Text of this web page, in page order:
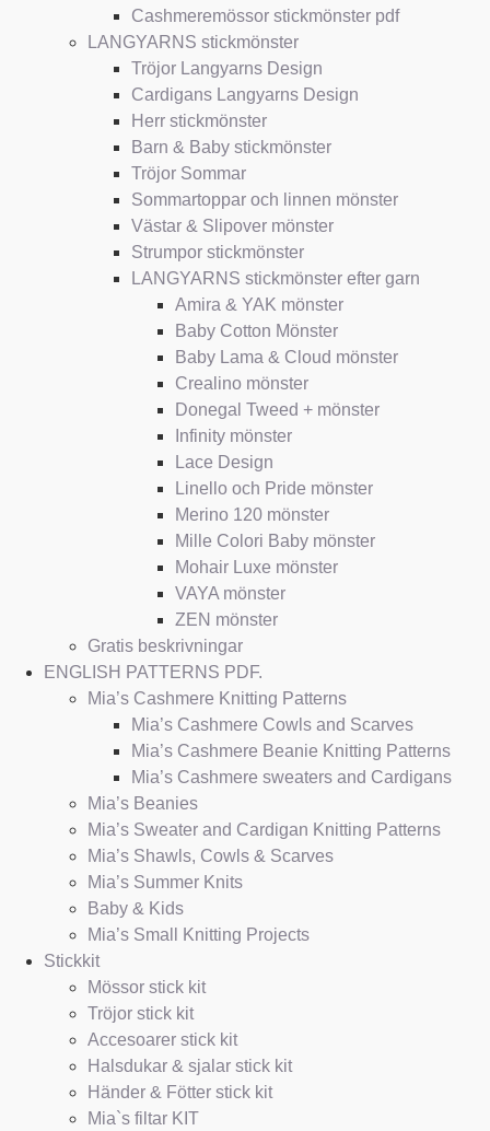
Cashmeremössor stickmönster pdf
LANGYARNS stickmönster
Tröjor Langyarns Design
Cardigans Langyarns Design
Herr stickmönster
Barn & Baby stickmönster
Tröjor Sommar
Sommartoppar och linnen mönster
Västar & Slipover mönster
Strumpor stickmönster
LANGYARNS stickmönster efter garn
Amira & YAK mönster
Baby Cotton Mönster
Baby Lama & Cloud mönster
Crealino mönster
Donegal Tweed + mönster
Infinity mönster
Lace Design
Linello och Pride mönster
Merino 120 mönster
Mille Colori Baby mönster
Mohair Luxe mönster
VAYA mönster
ZEN mönster
Gratis beskrivningar
ENGLISH PATTERNS PDF.
Mia’s Cashmere Knitting Patterns
Mia’s Cashmere Cowls and Scarves
Mia’s Cashmere Beanie Knitting Patterns
Mia’s Cashmere sweaters and Cardigans
Mia’s Beanies
Mia’s Sweater and Cardigan Knitting Patterns
Mia’s Shawls, Cowls & Scarves
Mia’s Summer Knits
Baby & Kids
Mia’s Small Knitting Projects
Stickkit
Mössor stick kit
Tröjor stick kit
Accesoarer stick kit
Halsdukar & sjalar stick kit
Händer & Fötter stick kit
Mia`s filtar KIT